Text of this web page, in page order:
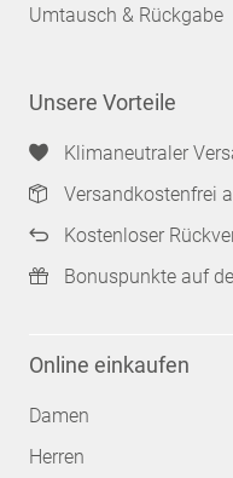
Umtausch & Rückgabe
Unsere Vorteile
Klimaneutraler
Versandkostenfrei
Kostenloser
Bonuspunkte auf
Online einkaufen
Damen
Herren